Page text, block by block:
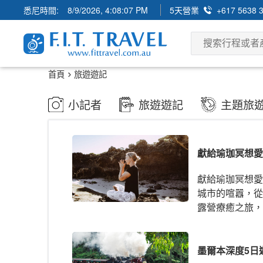
悉尼時間: 8/9/2026, 4:08:08 PM 5天營業 +617 5638
首頁 旅遊遊記
小記者 旅遊遊記 主題旅
獻給瑜珈冥想
獻給瑜珈冥想
城市的喧囂，
露營療癒之旅
墨爾本深度5日